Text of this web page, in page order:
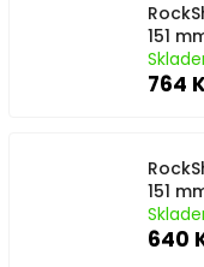
151
764
151
640